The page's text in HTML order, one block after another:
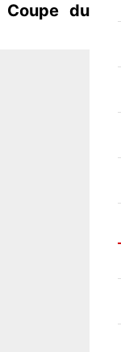
Coupe du